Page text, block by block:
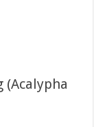
(Acalypha